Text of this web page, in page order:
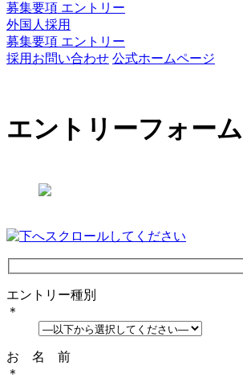
募集要項 エントリー
外国人採用
募集要項 エントリー
採用お問い合わせ 公式ホームページ
エントリーフォーム
エントリー種別
＊
お 名 前
＊